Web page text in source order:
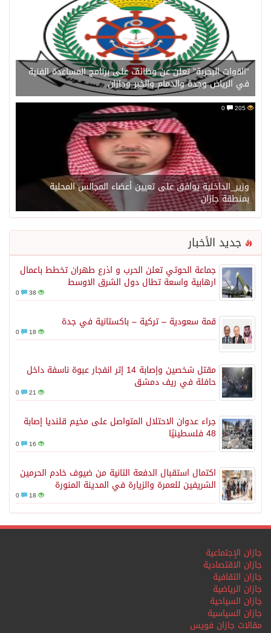
“القوات البحرية” تعلن عن وظائف على برنامج المساعدة الفنية
في الرياض وجدة والدمام والخبر وجازان
205
وزير_الداخلية يوافق على تعيين أعضاء المجالس المحلية
بمنطقة جازان
جديد الأخبار
جماعة الحوثي تعلن الحرب و اذرع طهران تخطط باعمال
ارهابية واسعة تطال دول الشرق الاوسط
38
قمة سعودية – تركية – باكستانية في جدة
18
مقتل شخصين وإصابة 14 إثر انفجار عبوة ناسفة داخل
حافلة في ريف دمشق
21
جراء عدوان الاحتلال المتواصل على مخيم قلنديا إصابة
48 فلسطينيًا
16
اكتمال استقبال الدفعة الثانية من ضيوف خادم الحرمين
الشريفين للعمرة والزيارة في المدينة المنورة
18
جازان الإجتماعية
جازان الاقتصادية
جازان الثقافية
جازان الرياضية
جازان السياحية
جازان السياسية
مقالات جازان فويس